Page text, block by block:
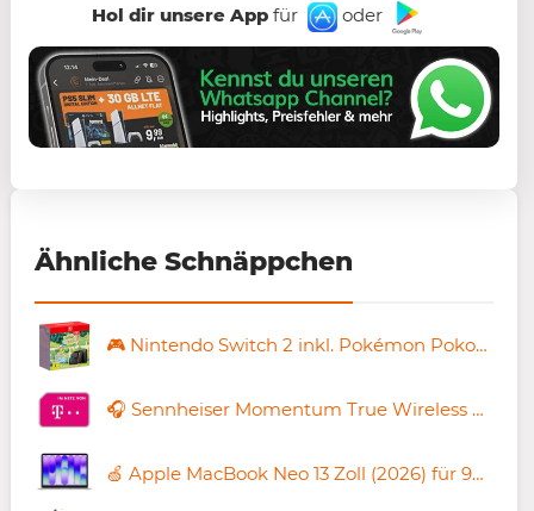
Hol dir unsere Appfür oder
Ähnliche Schnäppchen
🎮 Nintendo Switch 2 inkl. Pokémon Pokopia für 4,99€ + Vodafone Allnet 50GB für 29,99€ mtl. + 140€ Bonus
🎧 Sennheiser Momentum True Wireless 4 für 5,90€ + 📶 Telekom Allnet 20GB für 14,99€ mtl. + 150€ Bonus
🍏 Apple MacBook Neo 13 Zoll (2026) für 99€ + 200GB Telekom Allnet für 29€ mtl.